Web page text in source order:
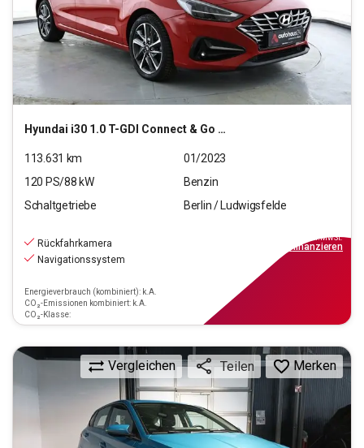
Hyundai i30 1.0 T-GDI Connect & Go (EURO 6d)(OPF)
113.631 km
01/2023
120 PS/88 kW
Benzin
Schaltgetriebe
Berlin / Ludwigsfelde
Rückfahrkamera
Navigationssystem
Energieverbrauch (kombiniert): k.A.
CO₂-Emissionen kombiniert: k.A.
CO₂-Klasse:
inkl.MwSt.
finanzieren
Vergleichen Teilen Merken